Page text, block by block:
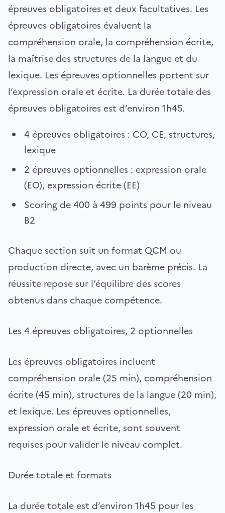
épreuves obligatoires et deux facultatives. Les
épreuves obligatoires évaluent la
compréhension orale, la compréhension écrite,
la maîtrise des structures de la langue et du
lexique. Les épreuves optionnelles portent sur
l’expression orale et écrite. La durée totale des
épreuves obligatoires est d’environ 1h45.
4 épreuves obligatoires : CO, CE, structures,
lexique
2 épreuves optionnelles : expression orale
(EO), expression écrite (EE)
Scoring de 400 à 499 points pour le niveau
B2
Chaque section suit un format QCM ou
production directe, avec un barème précis. La
réussite repose sur l’équilibre des scores
obtenus dans chaque compétence.
Les 4 épreuves obligatoires, 2 optionnelles
Les épreuves obligatoires incluent
compréhension orale (25 min), compréhension
écrite (45 min), structures de la langue (20 min),
et lexique. Les épreuves optionnelles,
expression orale et écrite, sont souvent
requises pour valider le niveau complet.
Durée totale et formats
La durée totale est d’environ 1h45 pour les